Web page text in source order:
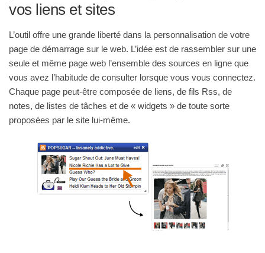
vos liens et sites
L’outil offre une grande liberté dans la personnalisation de votre
page de démarrage sur le web. L’idée est de rassembler sur une
seule et même page web l’ensemble des sources en ligne que
vous avez l’habitude de consulter lorsque vous vous connectez.
Chaque page peut-être composée de liens, de fils Rss, de
notes, de listes de tâches et de « widgets » de toute sorte
proposées par le site lui-même.